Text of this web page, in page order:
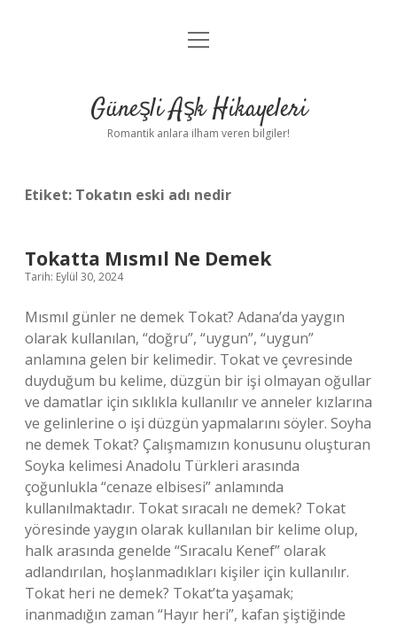
Anasayfa
Yasal Uyarı
menüyü
Güneşli Aşk Hikayeleri
Romantik anlara ilham veren bilgiler!
Etiket: Tokatın eski adı nedir
Tokatta Mısmıl Ne Demek
Tarih: Eylül 30, 2024
Mısmıl günler ne demek Tokat? Adana’da yaygın
olarak kullanılan, “doğru”, “uygun”, “uygun”
anlamına gelen bir kelimedir. Tokat ve çevresinde
duyduğum bu kelime, düzgün bir işi olmayan oğullar
ve damatlar için sıklıkla kullanılır ve anneler kızlarına
ve gelinlerine o işi düzgün yapmalarını söyler. Soyha
ne demek Tokat? Çalışmamızın konusunu oluşturan
Soyka kelimesi Anadolu Türkleri arasında
çoğunlukla “cenaze elbisesi” anlamında
kullanılmaktadır. Tokat sıracalı ne demek? Tokat
yöresinde yaygın olarak kullanılan bir kelime olup,
halk arasında genelde “Sıracalu Kenef” olarak
adlandırılan, hoşlanmadıkları kişiler için kullanılır.
Tokat heri ne demek? Tokat’ta yaşamak;
inanmadığın zaman “Hayır heri”, kafan şiştiğinde